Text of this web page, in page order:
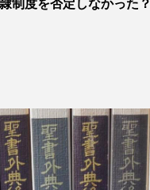
制度を否定しなかった？